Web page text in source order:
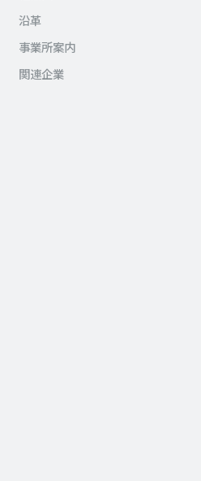
沿革
事業所案内
関連企業